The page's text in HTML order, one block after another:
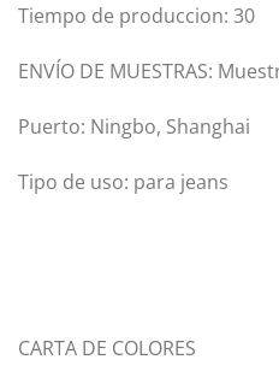
Tiempo de produccion: 30
ENVÍO DE MUESTRAS:
Puerto: Ningbo, Shanghai
Tipo de uso: para jeans
CARTA DE COLORES